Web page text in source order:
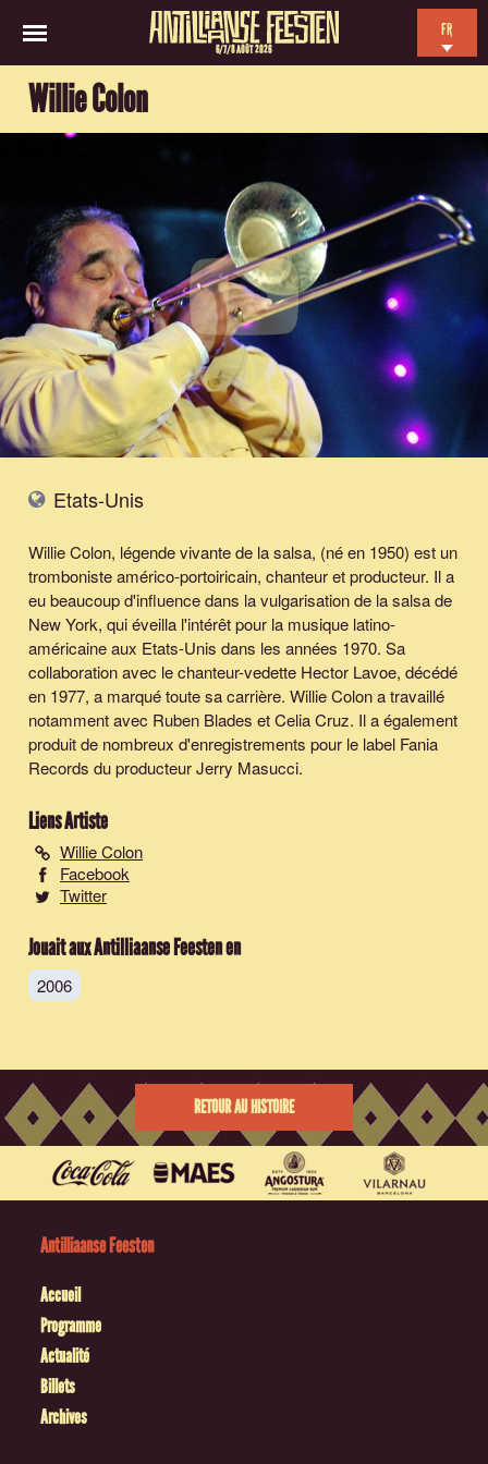
6/7/8 AOÛT 2026
FR
Willie Colon
Etats-Unis
Willie Colon, légende vivante de la salsa, (né en 1950) est un
tromboniste américo-portoiricain, chanteur et producteur. Il a
eu beaucoup d'influence dans la vulgarisation de la salsa de
New York, qui éveilla l'intérêt pour la musique latino-
américaine aux Etats-Unis dans les années 1970. Sa
collaboration avec le chanteur-vedette Hector Lavoe, décédé
en 1977, a marqué toute sa carrière. Willie Colon a travaillé
notamment avec Ruben Blades et Celia Cruz. Il a également
produit de nombreux d'enregistrements pour le label Fania
Records du producteur Jerry Masucci.
Liens Artiste
Willie Colon
Facebook
Twitter
Jouait aux Antilliaanse Feesten en
2006
RETOUR AU HISTOIRE
Antilliaanse Feesten
Accueil
Programme
Actualité
Billets
Archives